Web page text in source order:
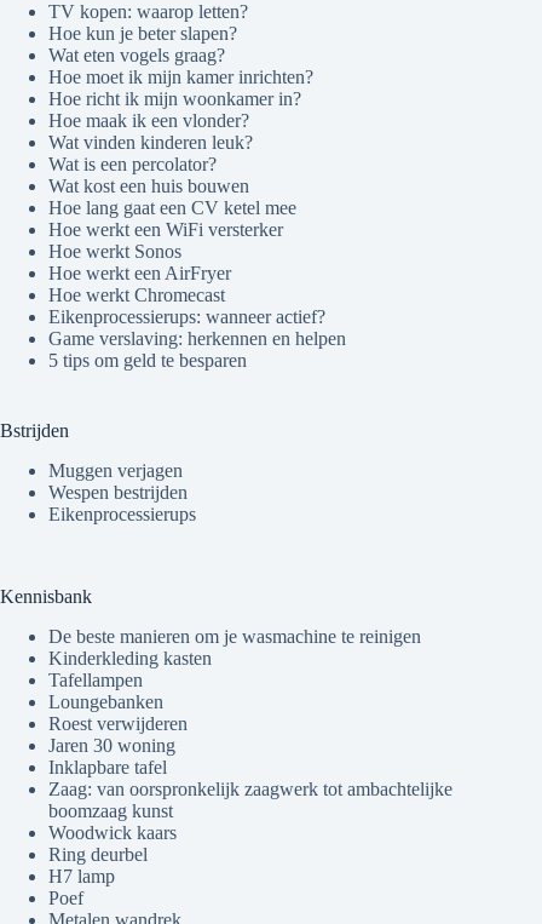
TV kopen: waarop letten?
Hoe kun je beter slapen?
Wat eten vogels graag?
Hoe moet ik mijn kamer inrichten?
Hoe richt ik mijn woonkamer in?
Hoe maak ik een vlonder?
Wat vinden kinderen leuk?
Wat is een percolator?
Wat kost een huis bouwen
Hoe lang gaat een CV ketel mee
Hoe werkt een WiFi versterker
Hoe werkt Sonos
Hoe werkt een AirFryer
Hoe werkt Chromecast
Eikenprocessierups: wanneer actief?
Game verslaving: herkennen en helpen
5 tips om geld te besparen
Bstrijden
Muggen verjagen
Wespen bestrijden
Eikenprocessierups
Kennisbank
De beste manieren om je wasmachine te reinigen
Kinderkleding kasten
Tafellampen
Loungebanken
Roest verwijderen
Jaren 30 woning
Inklapbare tafel
Zaag: van oorspronkelijk zaagwerk tot ambachtelijke
boomzaag kunst
Woodwick kaars
Ring deurbel
H7 lamp
Poef
Metalen wandrek